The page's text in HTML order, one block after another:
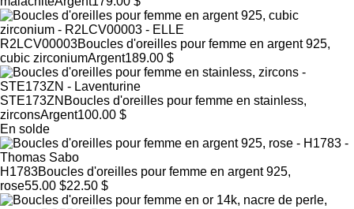
R2LCV00003Boucles d'oreilles pour femme en argent 925,
cubic zirconiumArgent189.00 $
STE173ZN Boucles d'oreilles pour femme en stainless,
zirconsArgent100.00 $
En solde
H1783Boucles d'oreilles pour femme en argent 925,
rose55.00 $22.50 $